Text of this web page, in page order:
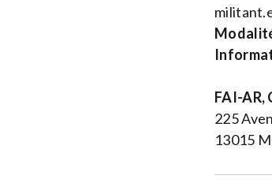
FAI-AR,
225
13015